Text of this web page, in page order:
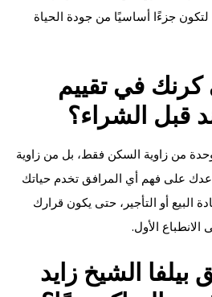
جزءًا أساسيًا من جودة الحياة
في تقييم
قبل الشراء؟
من زاوية السكن فقط، بل من زاوية
على فهم أي المرافق تخدم حياتك
البيع أو التأجير، حتى يكون قرارك
الأول.
بيلفا الشيخ زايد